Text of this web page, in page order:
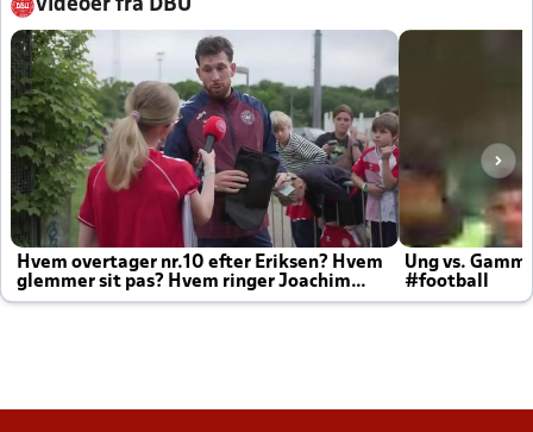
Videoer fra DBU
Hvem overtager nr.10 efter Eriksen? Hvem
glemmer sit pas? Hvem ringer Joachim
altid til efter kampe?
Ung vs.
#football